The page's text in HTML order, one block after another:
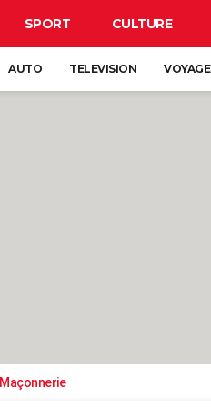
SPORT CULTURE
AUTO TELEVISION VOYAGE
Maçonnerie